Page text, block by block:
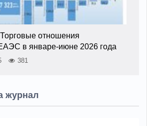
отношения
в январе-июне 2026 года
381
журнал